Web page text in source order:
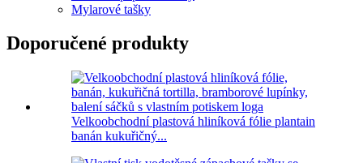
Mylarové tašky
Doporučené produkty
Velkoobchodní plastová hliníková fólie plantain
banán kukuřičný...